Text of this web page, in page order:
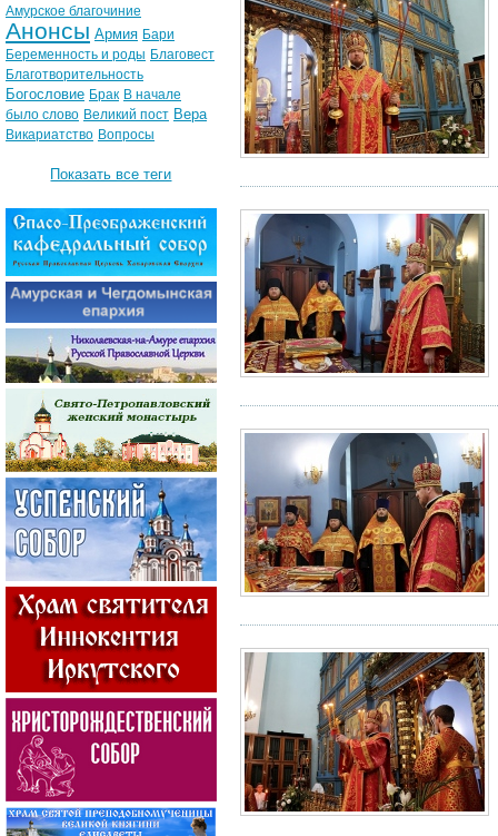
Амурское благочиние
Анонсы Армия Бари
Беременность и роды Благовест
Благотворительность
Богословие Брак В начале
было слово Великий пост Вера
Викариатство Вопросы
Показать все теги